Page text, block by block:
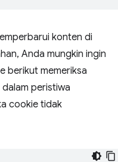
konten di
Anda mungkin ingin
berikut memeriksa
peristiwa
cookie tidak